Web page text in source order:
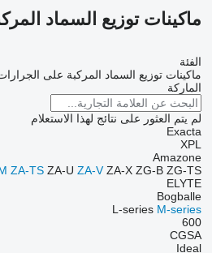
ماكينات توزيع السماد
الفئة
ماكينات توزيع السماد المركبة على
الماركة
لم يتم العثور على نتائج لهذا الاستعلام
Exacta
XPL
Amazone
ZA-TS ZA-U ZA-V ZA-X ZG-B ZG-TS
ELYTE
Bogballe
L-series M-series
600
CGSA
Ideal